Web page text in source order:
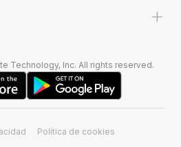
+
Technology, Inc. All rights reserved.
Política de cookies